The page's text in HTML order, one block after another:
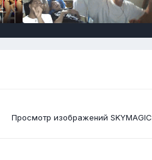
Просмотр изображений SKYMAGIC